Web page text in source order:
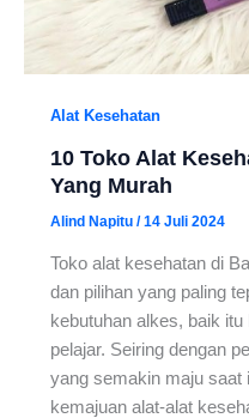
Alat Kesehatan
10 Toko Alat
Yang Murah
Alind Napitu /14 Juli 2024
Toko alat kesehatan di
dan pilihan yang paling
kebutuhan alkes, baik
pelajar. Seiring dengan
yang semakin maju saat
kemajuan alat-alat